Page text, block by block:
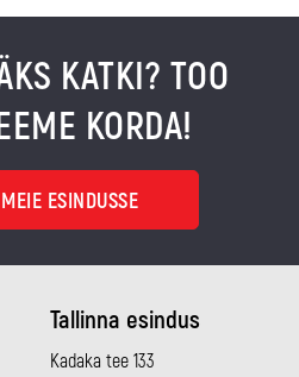
KATKI? TOO
KORDA!
ESINDUSSE
Tallinna esindus
Kadaka tee 133